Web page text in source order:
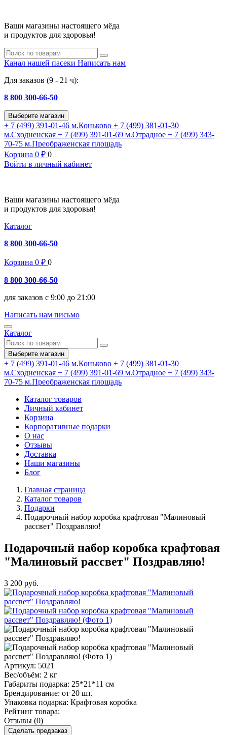
Ваши магазины настоящего мёда
и продуктов для здоровья!
Канал нашей пасеки Написать нам
Для заказов (9 - 21 ч):
8 800 300-66-50
Выберите магазин
+ 7 (499) 391-01-46 м.Коньково + 7 (499) 381-01-30
м.Сходненская + 7 (499) 391-01-69 м.Отрадное + 7 (499) 343-
70-75 м.Преображенская площадь
Корзина 0 ₽ 0
Войти в личный кабинет
Ваши магазины настоящего мёда
и продуктов для здоровья!
Каталог
8 800 300-66-50
Корзина 0 ₽ 0
8 800 300-66-50
для заказов с 9:00 до 21:00
Написать нам письмо
Каталог
Выберите магазин
+ 7 (499) 391-01-46 м.Коньково + 7 (499) 381-01-30
м.Сходненская + 7 (499) 391-01-69 м.Отрадное + 7 (499) 343-
70-75 м.Преображенская площадь
Каталог товаров
Личный кабинет
Корзина
Корпоративные подарки
О нас
Отзывы
Доставка
Наши магазины
Блог
Главная страница
Каталог товаров
Подарки
Подарочный набор коробка крафтовая "Малиновый
рассвет" Поздравляю!
Подарочный набор коробка крафтовая
"Малиновый рассвет" Поздравляю!
3 200 руб.
Артикул: 5021
Вес/объём: 2 кг
Габариты подарка: 25*21*11 см
Брендирование: от 20 шт.
Упаковка подарка: Крафтовая коробка
Рейтинг товара:
Отзывы (0)
Сделать предзаказ